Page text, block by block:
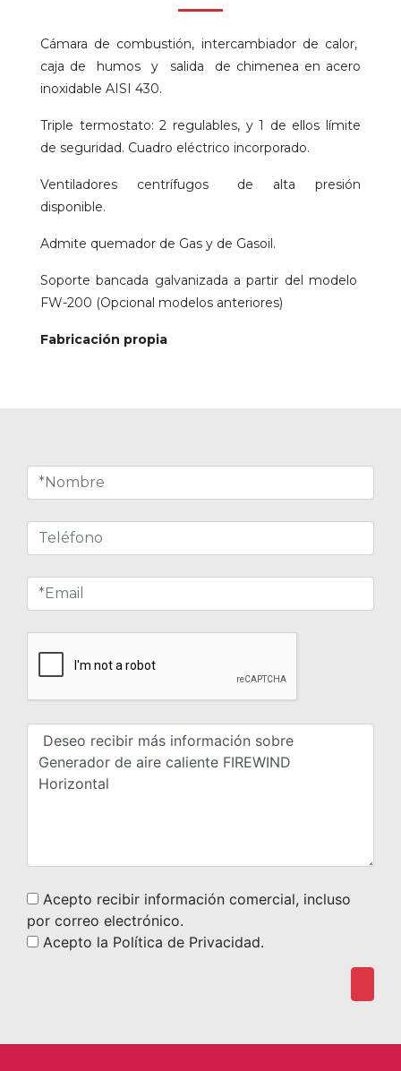
Cámara de combustión, intercambiador de calor,
caja de humos y salida de chimenea en acero
inoxidable AISI 430.
Triple termostato: 2 regulables, y 1 de ellos límite
de seguridad. Cuadro eléctrico incorporado.
Ventiladores centrífugos de alta presión
disponible.
Admite quemador de Gas y de Gasoil.
Soporte bancada galvanizada a partir del modelo
FW-200 (Opcional modelos anteriores)
Fabricación propia
Acepto recibir información comercial, incluso
por correo electrónico.
Acepto la Política de Privacidad.